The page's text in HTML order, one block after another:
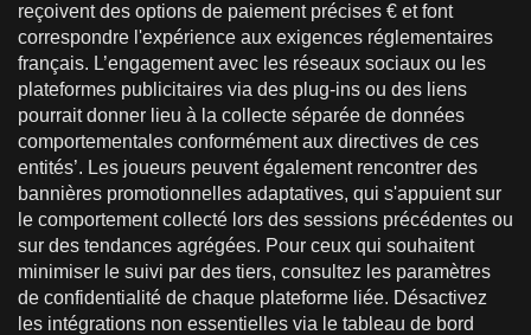
reçoivent des options de paiement précises € et font
correspondre l'expérience aux exigences réglementaires
français. L’engagement avec les réseaux sociaux ou les
plateformes publicitaires via des plug-ins ou des liens
pourrait donner lieu à la collecte séparée de données
comportementales conformément aux directives de ces
entités’. Les joueurs peuvent également rencontrer des
bannières promotionnelles adaptatives, qui s'appuient sur
le comportement collecté lors des sessions précédentes ou
sur des tendances agrégées. Pour ceux qui souhaitent
minimiser le suivi par des tiers, consultez les paramètres
de confidentialité de chaque plateforme liée. Désactivez
les intégrations non essentielles via le tableau de bord